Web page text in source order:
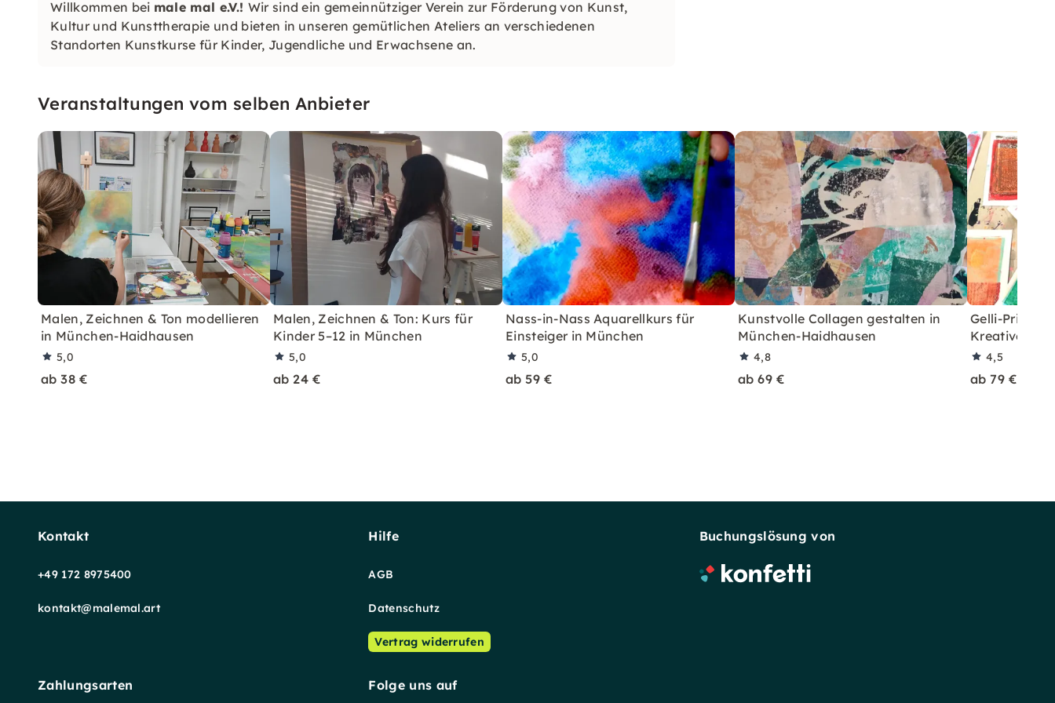
Willkommen bei male mal e.V.! Wir sind ein gemeinnütziger Verein zur Förderung von Kunst,
Kultur und Kunsttherapie und bieten in unseren gemütlichen Ateliers an verschiedenen
Standorten Kunstkurse für Kinder, Jugendliche und Erwachsene an.
Veranstaltungen vom selben Anbieter
Malen, Zeichnen & Ton modellieren
in München-Haidhausen
5,0
ab 38 €
Malen, Zeichnen & Ton: Kurs für
Kinder 5–12 in München
5,0
ab 24 €
Nass-in-Nass Aquarellkurs für
Einsteiger in München
5,0
ab 59 €
Kunstvolle Collagen gestalten in
München-Haidhausen
4,8
ab 69 €
Gelli-Print-
Kreative
4,5
ab 79 €
Kontakt
+49 172 8975400
kontakt@malemal.art
Hilfe
AGB
Datenschutz
Vertrag widerrufen
Buchungslösung von
Zahlungsarten Folge uns auf